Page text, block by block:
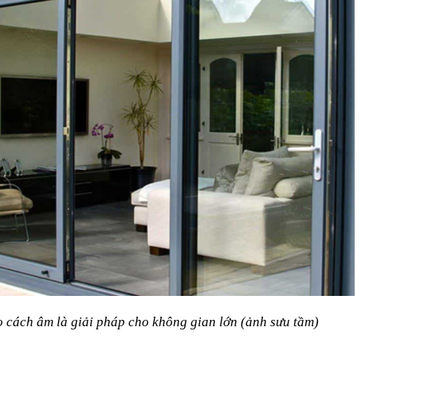
cách âm là giải pháp cho không gian lớn (ảnh sưu tầm)